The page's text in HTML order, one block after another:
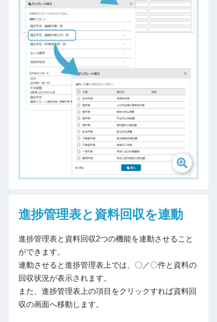
進捗管理表と資料回収を連動
進捗管理表と資料回収2つの機能を連動させること
ができます。
連動させると進捗管理表上では、〇／〇件と資料の
回収状況が表示されます。
また、進捗管理表上の項目をクリックすれば資料回
収の画面へ移動します。